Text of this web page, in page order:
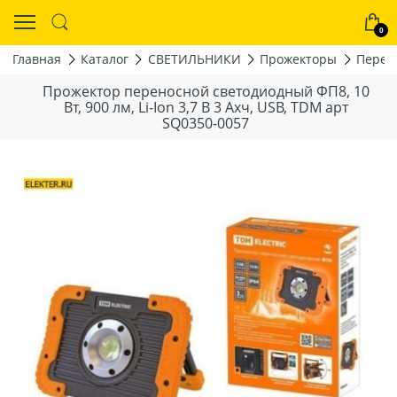
0
Главная Каталог СВЕТИЛЬНИКИ Прожекторы
Прожектор переносной светодиодный ФП8, 10
Вт, 900 лм, Li-Ion 3,7 B 3 Axч, USB, TDM арт
SQ0350-0057